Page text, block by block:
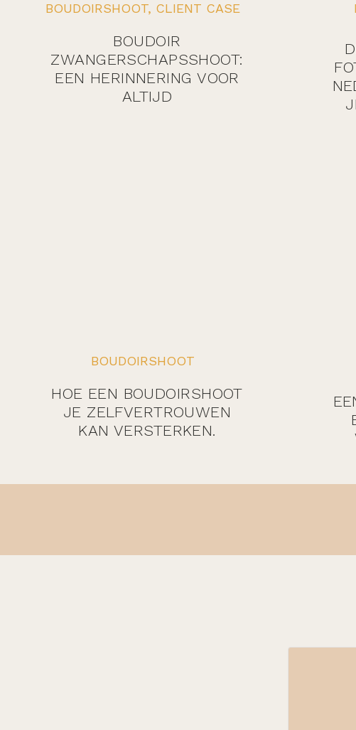
BOUDOIR
ZWANGERSCHAPSSHOOT:
EEN HERINNERING VOOR
ALTIJD
BOUDOIRSHOOT, CLIENT CASE
HOE EEN BOUDOIRSHOOT
JE ZELFVERTROUWEN
KAN VERSTERKEN.
BOUDOIRSHOOT